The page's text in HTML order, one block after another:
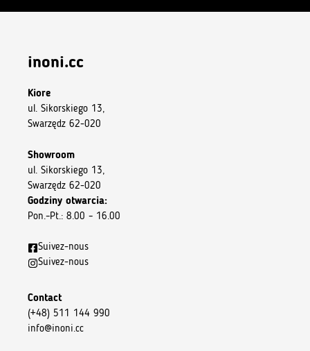
inoni.cc
Kiore
ul. Sikorskiego 13,
Swarzędz 62-020
Showroom
ul. Sikorskiego 13,
Swarzędz 62-020
Godziny otwarcia:
Pon.–Pt.: 8.00 – 16.00
Suivez-nous
Suivez-nous
Contact
(+48) 511 144 990
info@inoni.cc